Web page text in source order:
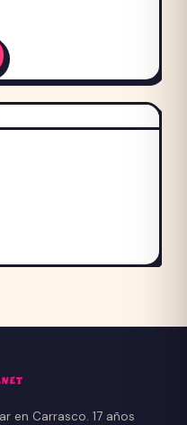
Este
producto
tiene
variantes.
en
en Carrasco. 17 años